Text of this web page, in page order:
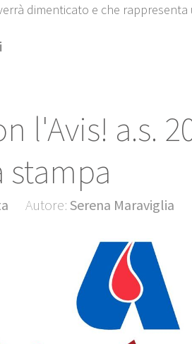
dimenticato e che
l'Avis! a.s.
stampa
Autore: Serena Maraviglia